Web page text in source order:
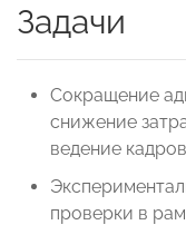
Задачи
Сокращение
снижение
ведение
проверки в